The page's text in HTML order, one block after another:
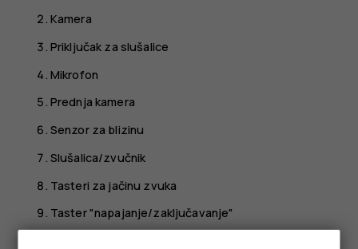
Kamera
Priključak za slušalice
Mikrofon
Prednja kamera
Senzor za blizinu
Slušalica/zvučnik
Tasteri za jačinu zvuka
Taster "napajanje/zaključavanje"